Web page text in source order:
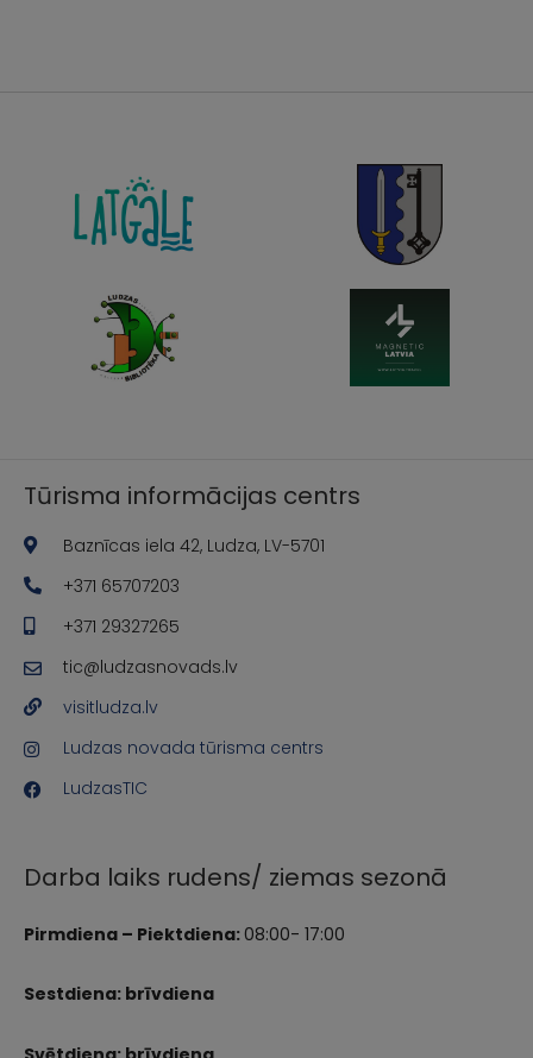
Tūrisma informācijas centrs
Baznīcas iela 42, Ludza, LV-5701
+371 65707203
+371 29327265
tic@ludzasnovads.lv
visitludza.lv
Ludzas novada tūrisma centrs
LudzasTIC
Darba laiks rudens/ ziemas sezonā
Pirmdiena – Piektdiena:08:00- 17:00
Sestdiena: brīvdiena